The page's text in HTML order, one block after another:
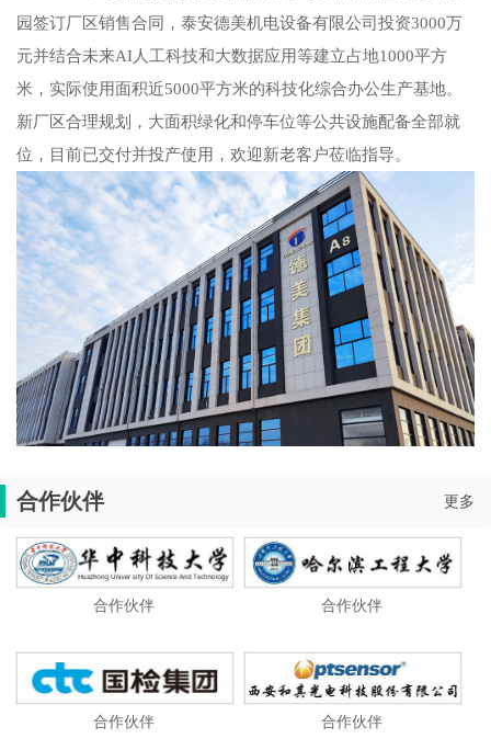
园签订厂区销售合同，泰安德美机电设备有限公司投资3000万
元并结合未来AI人工科技和大数据应用等建立占地1000平方
米，实际使用面积近5000平方米的科技化综合办公生产基地。
新厂区合理规划，大面积绿化和停车位等公共设施配备全部就
位，目前已交付并投产使用，欢迎新老客户莅临指导。
合作伙伴 更多
合作伙伴 合作伙伴
合作伙伴 合作伙伴